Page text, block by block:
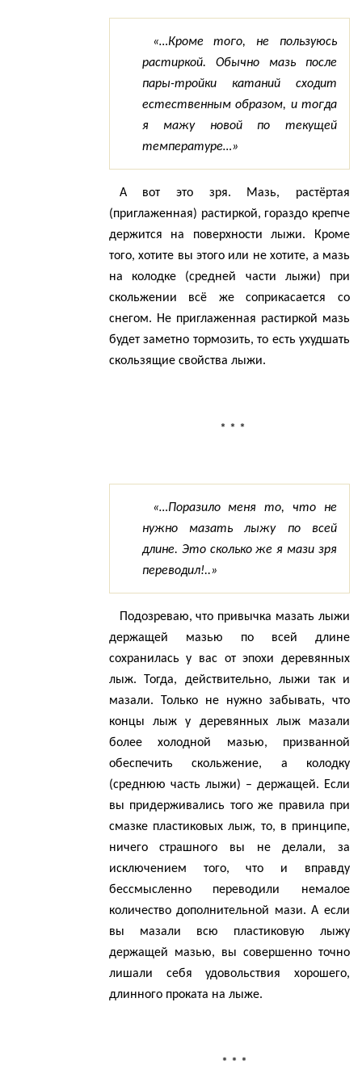
«…Кроме того, не пользуюсь
растиркой. Обычно мазь после
пары-тройки катаний сходит
естественным образом, и тогда
я мажу новой по текущей
температуре…»
А вот это зря. Мазь, растёртая
(приглаженная) растиркой, гораздо крепче
держится на поверхности лыжи. Кроме
того, хотите вы этого или не хотите, а мазь
на колодке (средней части лыжи) при
скольжении всё же соприкасается со
снегом. Не приглаженная растиркой мазь
будет заметно тормозить, то есть ухудшать
скользящие свойства лыжи.
* * *
«…Поразило меня то, что не
нужно мазать лыжу по всей
длине. Это сколько же я мази зря
переводил!..»
Подозреваю, что привычка мазать лыжи
держащей мазью по всей длине
сохранилась у вас от эпохи деревянных
лыж. Тогда, действительно, лыжи так и
мазали. Только не нужно забывать, что
концы лыж у деревянных лыж мазали
более холодной мазью, призванной
обеспечить скольжение, а колодку
(среднюю часть лыжи) – держащей. Если
вы придерживались того же правила при
смазке пластиковых лыж, то, в принципе,
ничего страшного вы не делали, за
исключением того, что и вправду
бессмысленно переводили немалое
количество дополнительной мази. А если
вы мазали всю пластиковую лыжу
держащей мазью, вы совершенно точно
лишали себя удовольствия хорошего,
длинного проката на лыже.
* * *